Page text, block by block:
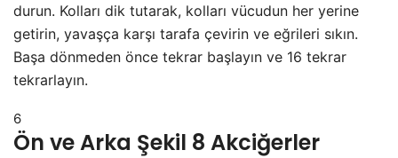
durun. Kolları dik tutarak, kolları vücudun her yerine
getirin, yavaşça karşı tarafa çevirin ve eğrileri sıkın.
Başa dönmeden önce tekrar başlayın ve 16 tekrar
tekrarlayın.
6
Ön ve Arka Şekil 8 Akciğerler